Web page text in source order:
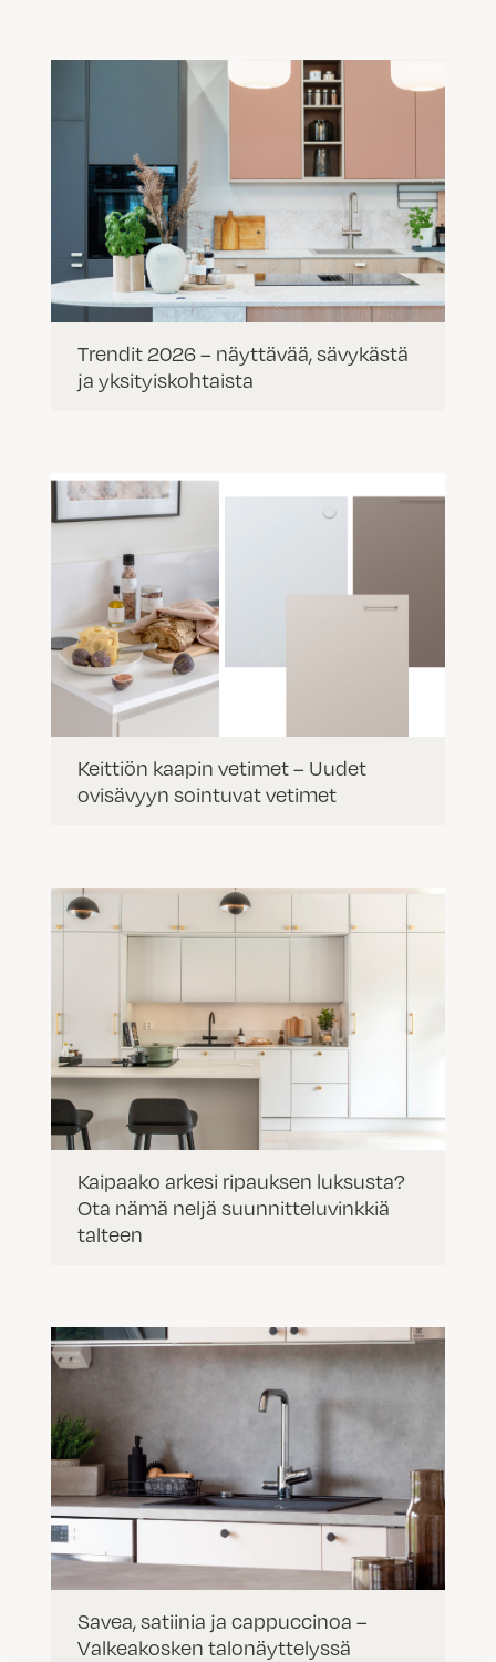
Trendit 2026 – näyttävää, sävykästä
ja yksityiskohtaista
Keittiön kaapin vetimet – Uudet
ovisävyyn sointuvat vetimet
Kaipaako arkesi ripauksen luksusta?
Ota nämä neljä suunnitteluvinkkiä
talteen
Savea, satiinia ja cappuccinoa –
Valkeakosken talonäyttelyssä